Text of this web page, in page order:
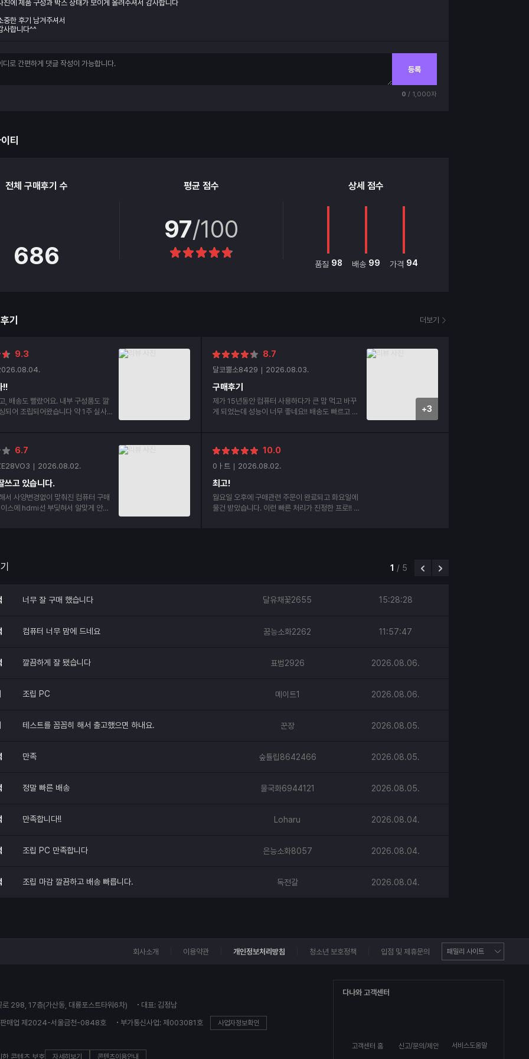
진에 제품 구성과 박스 상태가 보이게 올려주셔서 감사합니다
중한 후기 남겨주셔서
사합니다^^
등록
0 / 1,000자
티
전체 구매후기 수
686
평균 점수
97/100
상세 점수
품질 98 배송 99 가격 94
기 더보기
9.3
!!
, 배송도 빨랐어요. 내부 구성품도 깔
되어 조립되어왔습니다 약 1주 실사용
8.7
달코뿔소8429 2026.08.03.
구매후기
제가 15년동안 컴퓨터 사용하다가 큰 맘 먹고 바꾸
게 되었는데 성능이 너무 좋네요!! 배송도 빠르고 내
+3
6.7
2026.08.02.
쓰고 있습니다.
서 사양변경없이 맞춰진 컴퓨터 구매
10.0
0ㅏ트 2026.08.02.
최고!
월요일 오후에 구매관련 주문이 완료되고 화요일에
물건 받았습니다. 이런 빠른 처리가 진정한 프로!! 이
1 / 5
너무 잘 구매 했습니다 달유채꽃2655 15:28:28
컴퓨터 너무 맘에 드네요 꿈능소화2262 11:57:47
깔끔하게 잘 됐습니다 표범2926 2026.08.06.
조립 PC 메이트1 2026.08.06.
테스트를 꼼꼼히 해서 출고했으면 하내요. 꾼장 2026.08.05.
만족 숲튤립8642466 2026.08.05.
정말 빠른 배송 물국화6944121 2026.08.05.
만족합니다!! Loharu 2026.08.04.
조립 PC 만족합니다 은능소화8057 2026.08.04.
조립 마감 깔끔하고 배송 빠릅니다. 독전갈 2026.08.04.
회사소개 이용약관 개인정보처리방침 청소년 보호정책 입점 및 제휴문의
298, 17층(가산동, 대륭포스트타워6차)
대표: 김정남
판매업 제2024-서울금천-0848호
부가통신사업: 제003081호 사업자정보확인
한 콘텐츠 보호 자세히보기 콘텐츠이용안내
다나와 고객센터
고객센터 홈 신고/문의/제안 서비스도움말